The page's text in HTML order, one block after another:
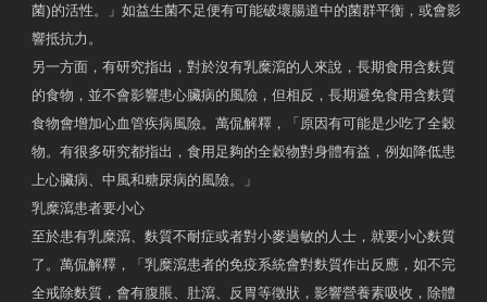
菌)的活性。」如益生菌不足便有可能破壞腸道中的菌群平衡，或會影
響抵抗力。
另一方面，有研究指出，對於沒有乳糜瀉的人來說，長期食用含麩質
的食物，並不會影響患心臟病的風險，但相反，長期避免食用含麩質
食物會增加心血管疾病風險。萬侃解釋，「原因有可能是少吃了全穀
物。有很多研究都指出，食用足夠的全穀物對身體有益，例如降低患
上心臟病、中風和糖尿病的風險。」
乳糜瀉患者要小心
至於患有乳糜瀉、麩質不耐症或者對小麥過敏的人士，就要小心麩質
了。萬侃解釋，「乳糜瀉患者的免疫系統會對麩質作出反應，如不完
全戒除麩質，會有腹脹、肚瀉、反胃等徵狀，影響營養素吸收，除體